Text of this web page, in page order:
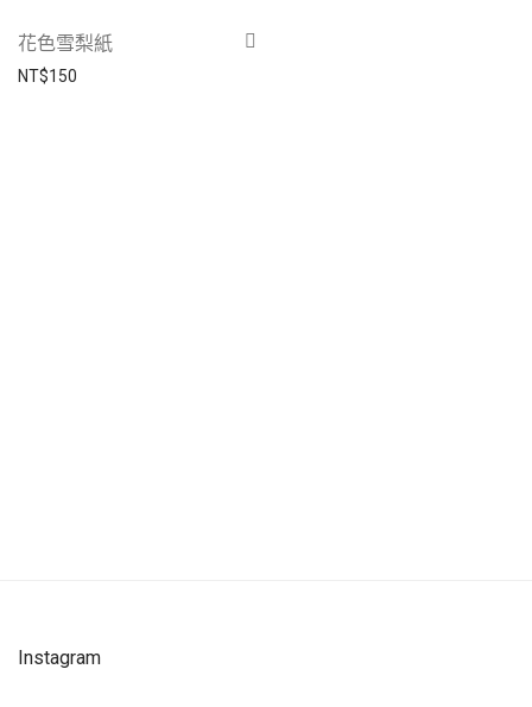
花色雪梨紙
NT$150
Instagram